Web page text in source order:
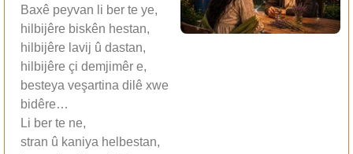
Baxê peyvan li ber te ye,
hilbijêre biskên hestan,
hilbijêre lavij û dastan,
hilbijêre çi demjimêr e,
besteya veşartina dilê xwe
bidêre…
Li ber te ne,
stran û kaniya helbestan,